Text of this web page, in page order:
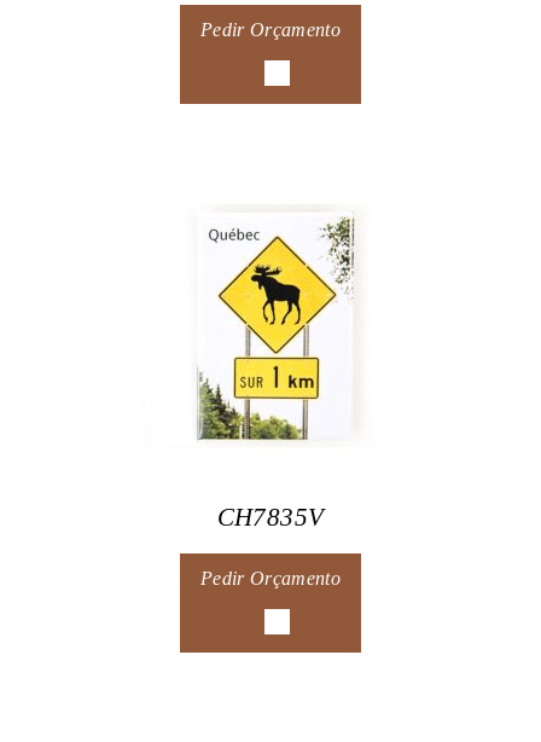
Pedir Orçamento
CH7835V
Pedir Orçamento